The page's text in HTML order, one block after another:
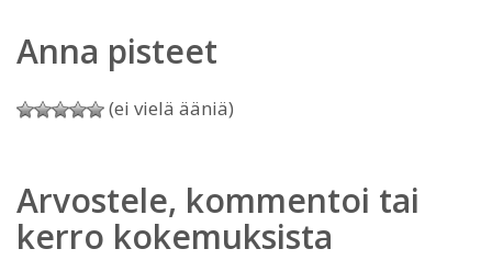
Anna pisteet
(ei vielä ääniä)
Arvostele, kommentoi tai
kerro kokemuksista